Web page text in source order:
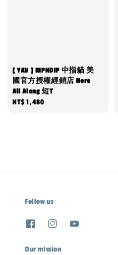
[ YAV ] RIPNDIP 中指貓 美
國官方授權經銷店 Here
All Along 短T
Regular
NT$ 1,480
Follow us
Our mission